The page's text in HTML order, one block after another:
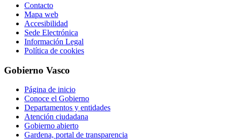
Contacto
Mapa web
Accesibilidad
Sede Electrónica
Información Legal
Política de cookies
Gobierno Vasco
Página de inicio
Conoce el Gobierno
Departamentos y entidades
Atención ciudadana
Gobierno abierto
Gardena, portal de transparencia